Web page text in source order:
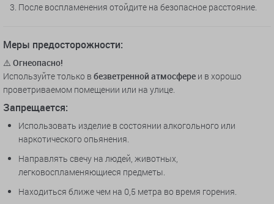
После воспламенения отойдите на безопасное расстояние.
Меры предосторожности:
⚠️ Огнеопасно!
Используйте только в безветренной атмосфере и в хорошо
проветриваемом помещении или на улице.
Запрещается:
Использовать изделие в состоянии алкогольного или
наркотического опьянения.
Направлять свечу на людей, животных,
легковоспламеняющиеся предметы.
Находиться ближе чем на 0,5 метра во время горения.